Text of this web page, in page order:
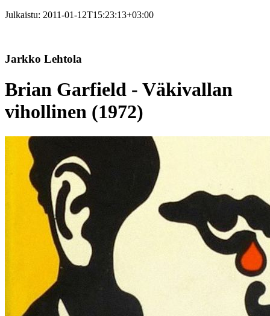
Julkaistu: 2011-01-12T15:23:13+03:00
Jarkko Lehtola
Brian Garfield - Väkivallan
vihollinen (1972)